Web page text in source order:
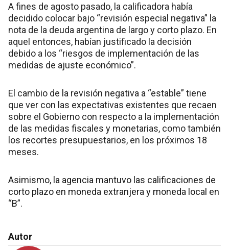
A fines de agosto pasado, la calificadora había
decidido colocar bajo “revisión especial negativa” la
nota de la deuda argentina de largo y corto plazo. En
aquel entonces, habían justificado la decisión
debido a los “riesgos de implementación de las
medidas de ajuste económico”.
El cambio de la revisión negativa a “estable” tiene
que ver con las expectativas existentes que recaen
sobre el Gobierno con respecto a la implementación
de las medidas fiscales y monetarias, como también
los recortes presupuestarios, en los próximos 18
meses.
Asimismo, la agencia mantuvo las calificaciones de
corto plazo en moneda extranjera y moneda local en
“B”.
Autor